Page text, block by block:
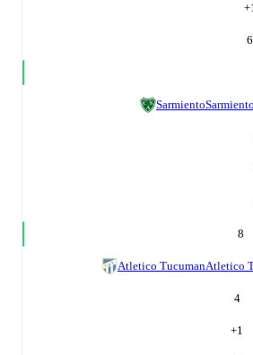
+
6
SarmientoSarmiento
8
Atletico TucumanAtletico
4
+1